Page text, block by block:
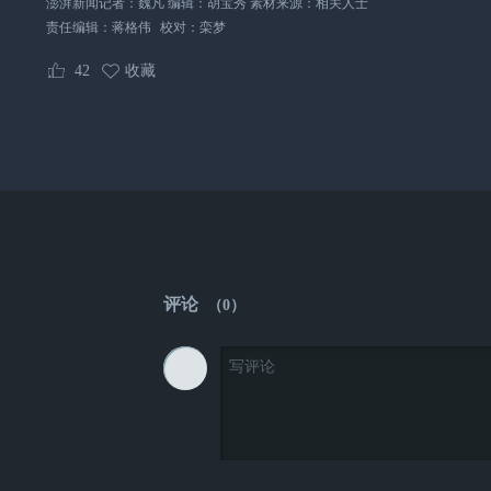
澎湃新闻记者：魏凡 编辑：胡宝秀 素材来源：相关人士
责任编辑： 蒋格伟 校对： 栾梦
42 收藏
评论 （0）